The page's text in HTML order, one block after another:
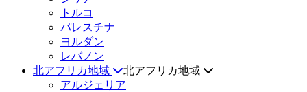
トルコ
パレスチナ
ヨルダン
レバノン
北アフリカ地域
北アフリカ地域
アルジェリア